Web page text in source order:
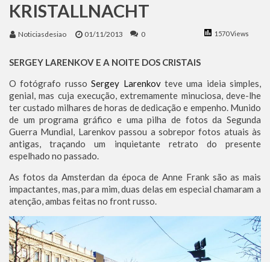
Benjamin Netanyahu faz discurso impactante no Congresso da JNS 2026
KRISTALLNACHT
Noticiasdesiao 01/11/2013 1570 Views
0
SERGEY LARENKOV E A NOITE DOS CRISTAIS
O fotógrafo russoSergey Larenkovteve uma ideia simples,
genial, mas cuja execução, extremamente minuciosa, deve-lhe
ter custado milhares de horas de dedicação e empenho. Munido
de um programa gráfico e uma pilha de fotos da Segunda
Guerra Mundial, Larenkov passou a sobrepor fotos atuais às
antigas, traçando um inquietante retrato do presente
espelhado no passado.
As fotos da Amsterdan da época de Anne Frank são as mais
impactantes, mas, para mim, duas delas em especial chamaram a
atenção, ambas feitas no front russo.